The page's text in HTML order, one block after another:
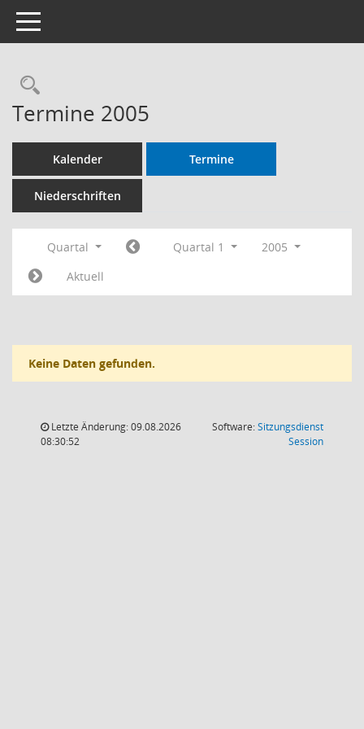
Toggle navigation
Termine 2005
Kalender Termine
Niederschriften
Quartal Quartal 1
2005
Aktuell
Keine Daten gefunden.
Letzte Änderung: 09.08.2026
08:30:52
Software:Sitzungsdienst
Session(Wird in